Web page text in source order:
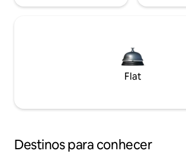
Flat
Destinos para conhecer